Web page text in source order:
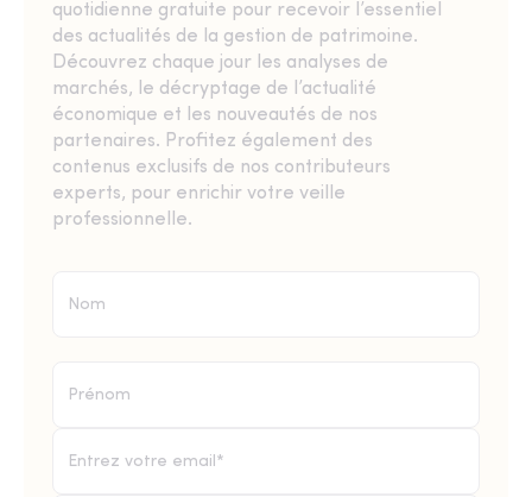
quotidienne gratuite pour recevoir l’essentiel
des actualités de la gestion de patrimoine.
Découvrez chaque jour les analyses de
marchés, le décryptage de l’actualité
économique et les nouveautés de nos
partenaires. Profitez également des
contenus exclusifs de nos contributeurs
experts, pour enrichir votre veille
professionnelle.